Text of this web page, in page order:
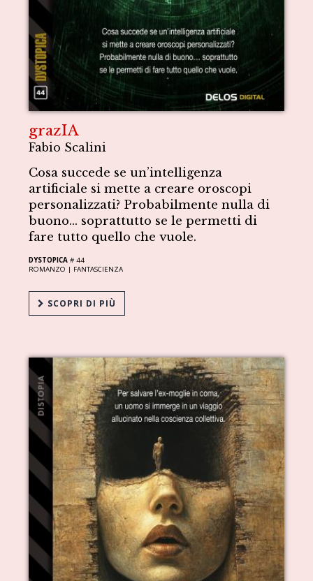
grazIA
Fabio Scalini
Cosa succede se un’intelligenza
artificiale si mette a creare oroscopi
personalizzati? Probabilmente nulla di
buono… soprattutto se le permetti di
fare tutto quello che vuole.
DYSTOPICA # 44
ROMANZO | FANTASCIENZA
SCOPRI DI PIÙ